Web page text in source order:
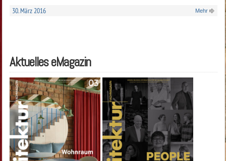
30. März 2016 Mehr
Aktuelles eMagazin